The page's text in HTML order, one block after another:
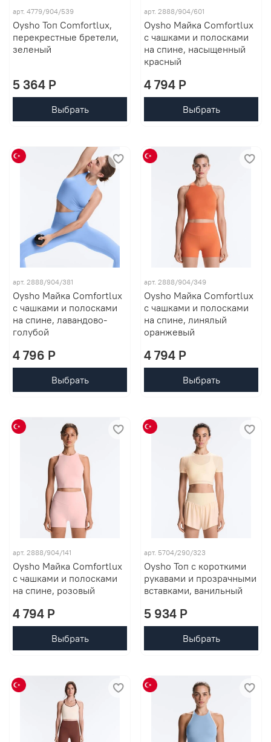
арт. 4779/904/539
Oysho Топ Comfortlux,
перекрестные бретели,
зеленый
5 364 P
Выбрать
арт. 2888/904/601
Oysho Майка Comfortlux
с чашками и полосками
на спине, насыщенный
красный
4 794 P
Выбрать
арт. 2888/904/381
Oysho Майка Comfortlux
с чашками и полосками
на спине, лавандово-
голубой
4 796 P
Выбрать
арт. 2888/904/349
Oysho Майка Comfortlux
с чашками и полосками
на спине, линялый
оранжевый
4 794 P
Выбрать
арт. 2888/904/141
Oysho Майка Comfortlux
с чашками и полосками
на спине, розовый
4 794 P
Выбрать
арт. 5704/290/323
Oysho Топ с короткими
рукавами и прозрачными
вставками, ванильный
5 934 P
Выбрать